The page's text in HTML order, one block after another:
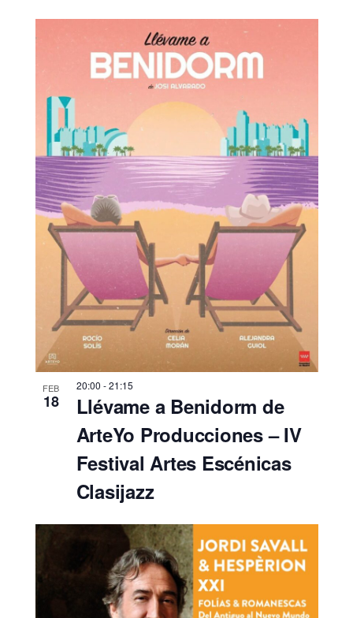
FEB
18
20:00 -21:15
Llévame a Benidorm de
ArteYo Producciones – IV
Festival Artes Escénicas
Clasijazz